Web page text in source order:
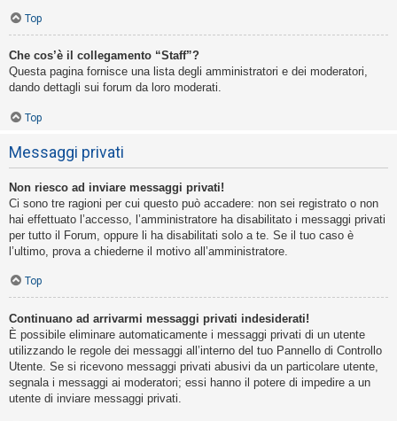
Top
Che cos’è il collegamento “Staff”?
Questa pagina fornisce una lista degli amministratori e dei moderatori,
dando dettagli sui forum da loro moderati.
Top
Messaggi privati
Non riesco ad inviare messaggi privati!
Ci sono tre ragioni per cui questo può accadere: non sei registrato o non
hai effettuato l’accesso, l’amministratore ha disabilitato i messaggi privati
per tutto il Forum, oppure li ha disabilitati solo a te. Se il tuo caso è
l’ultimo, prova a chiederne il motivo all’amministratore.
Top
Continuano ad arrivarmi messaggi privati indesiderati!
È possibile eliminare automaticamente i messaggi privati ​​di un utente
utilizzando le regole dei messaggi all’interno del tuo Pannello di Controllo
Utente. Se si ricevono messaggi privati ​​abusivi da un particolare utente,
segnala i messaggi ai moderatori; essi hanno il potere di impedire a un
utente di inviare messaggi privati​​.